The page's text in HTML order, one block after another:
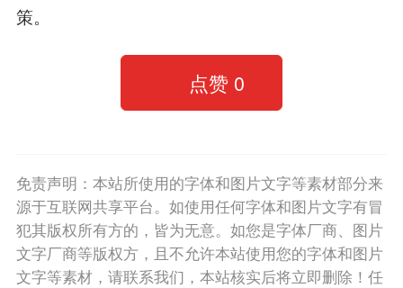
策。
点赞 0
免责声明：本站所使用的字体和图片文字等素材部分来
源于互联网共享平台。如使用任何字体和图片文字有冒
犯其版权所有方的，皆为无意。如您是字体厂商、图片
文字厂商等版权方，且不允许本站使用您的字体和图片
文字等素材，请联系我们，本站核实后将立即删除！任